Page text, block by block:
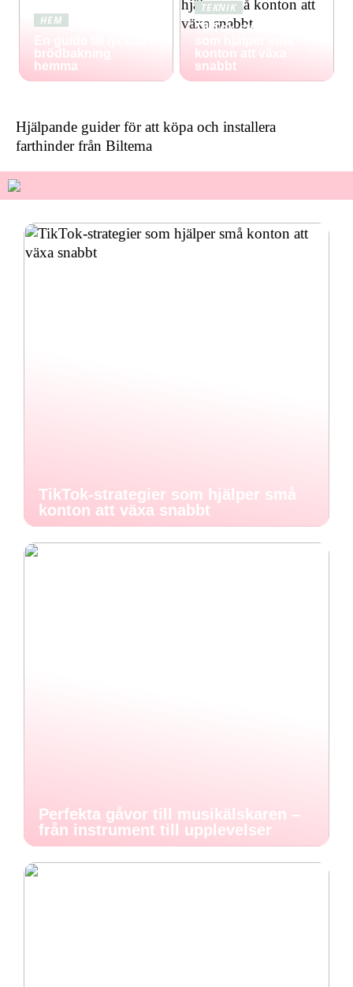
HEM
brödbakning
hemma
TEKNIK
TikTok-strategier
konton att växa
snabbt
Hjälpande guider för att köpa och installera
farthinder från Biltema
TikTok-strategier som hjälper små
konton att växa snabbt
Perfekta gåvor till musikälskaren –
från instrument till upplevelser